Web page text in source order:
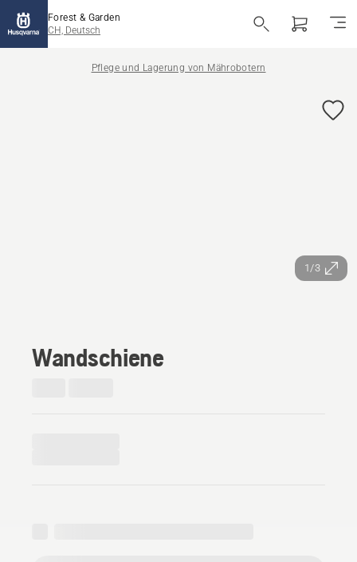
Forest & Garden
CH, Deutsch
Pflege und Lagerung von Mährobotern
1/3
Wandschiene